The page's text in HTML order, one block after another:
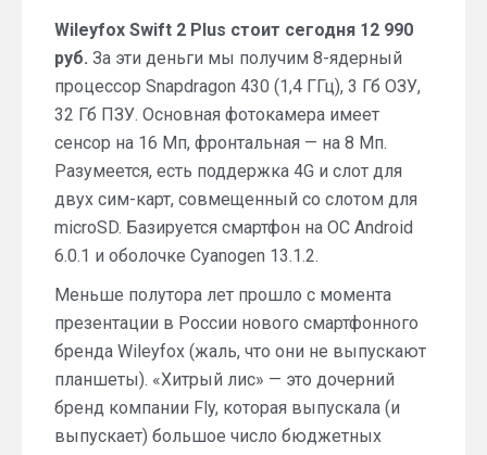
Wileyfox Swift 2 Plus стоит сегодня 12 990
руб. За эти деньги мы получим 8-ядерный
процессор Snapdragon 430 (1,4 ГГц), 3 Гб ОЗУ,
32 Гб ПЗУ. Основная фотокамера имеет
сенсор на 16 Мп, фронтальная — на 8 Мп.
Разумеется, есть поддержка 4G и слот для
двух сим-карт, совмещенный со слотом для
microSD. Базируется смартфон на ОС Android
6.0.1 и оболочке Cyanogen 13.1.2.
Меньше полутора лет прошло с момента
презентации в России нового смартфонного
бренда Wileyfox (жаль, что они не выпускают
планшеты). «Хитрый лис» — это дочерний
бренд компании Fly, которая выпускала (и
выпускает) большое число бюджетных